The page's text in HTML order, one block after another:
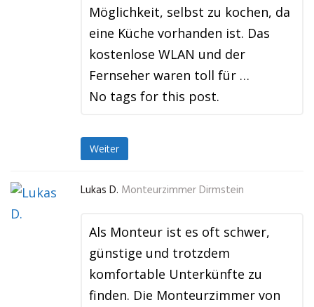
Möglichkeit, selbst zu kochen, da
eine Küche vorhanden ist. Das
kostenlose WLAN und der
Fernseher waren toll für …
No tags for this post.
Weiter
Lukas D. Monteurzimmer Dirmstein
Als Monteur ist es oft schwer,
günstige und trotzdem
komfortable Unterkünfte zu
finden. Die Monteurzimmer von